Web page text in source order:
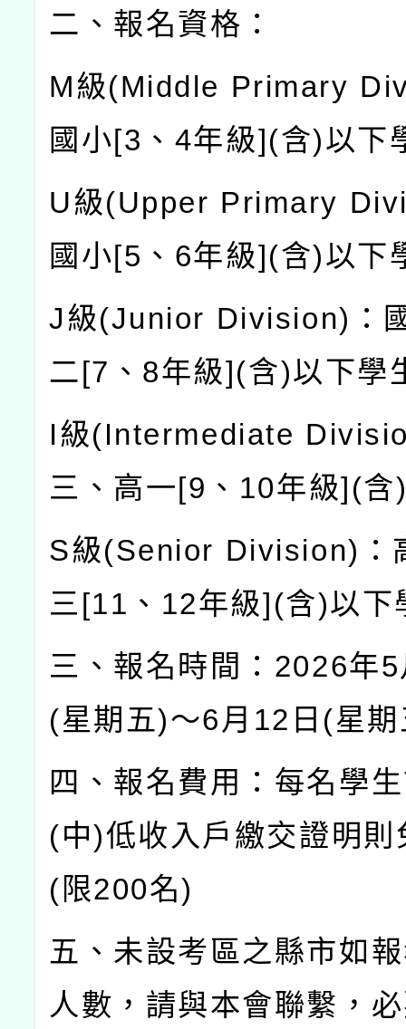
二、報名資格：
M級(Middle Primary
國小[3 、 4年級](含)以下
U級(Upper Primary
國小[5 、 6年級](含)以下
J級(Junior Division) ：
二[7 、 8年級](含)以下學
I級(Intermediate
三、高一[9 、 10年級](含
S級(Senior Division)
三[11 、 12年級](含)以下
三、報名時間： 2026年5
(星期五)～6月 12 日 (星
四、報名費用：每名學生
(中)低收入戶繳交證明則
( 限200名)
五、未設考區之縣市如
人數，請與本會聯繫，